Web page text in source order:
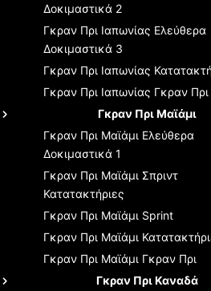
Δοκιμαστικά 2
Γκραν Πρι Ιαπωνίας Ελεύθερα
Δοκιμαστικά 3
Γκραν Πρι Ιαπωνίας
Γκραν Πρι Ιαπωνίας Γκραν Πρι
Γκραν Πρι Μαϊάμι
Γκραν Πρι Μαϊάμι Ελεύθερα
Δοκιμαστικά 1
Γκραν Πρι Μαϊάμι Σπριντ
Κατατακτήριες
Γκραν Πρι Μαϊάμι Sprint
Γκραν Πρι Μαϊάμι
Γκραν Πρι Μαϊάμι Γκραν Πρι
Γκραν Πρι Καναδά